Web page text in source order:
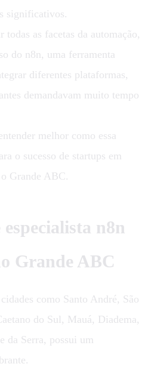
significativos.
as facetas da automação,
do n8n, uma ferramenta
diferentes plataformas,
demandavam muito tempo
melhor como essa
o sucesso de startups em
Grande ABC.
n8n
Grande ABC
como Santo André, São
do Sul, Mauá, Diadema,
da Serra, possui um